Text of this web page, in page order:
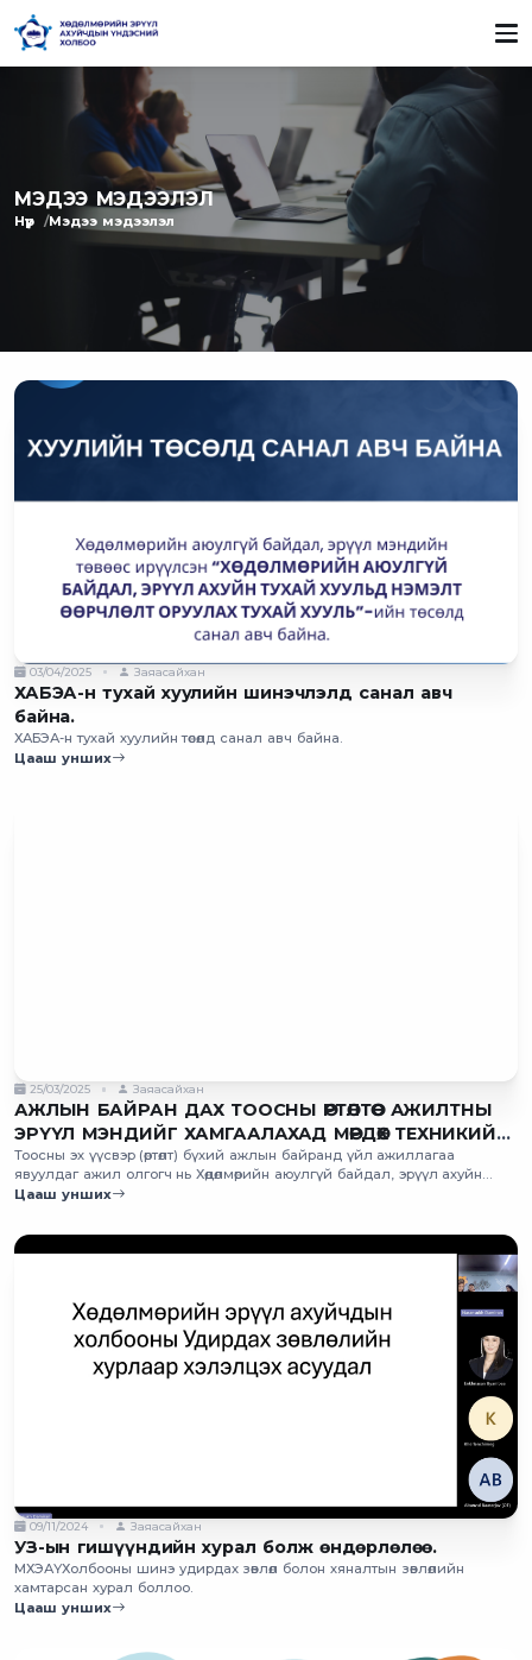
МЭДЭЭ МЭДЭЭЛЭЛ
Нүүр Мэдээ мэдээлэл
03/04/2025 Заяасайхан
ХАБЭА-н тухай хуулийн шинэчлэлд санал авч
байна.
ХАБЭА-н тухай хуулийн төсөлд санал авч байна.
Цааш унших
25/03/2025 Заяасайхан
АЖЛЫН БАЙРАН ДАХ ТООСНЫ ӨРТӨЛТӨӨС АЖИЛТНЫ
ЭРҮҮЛ МЭНДИЙГ ХАМГААЛАХАД МӨРДӨХ ТЕХНИКИЙН
ЗОХИЦУУЛАЛТЫГ 2025 ОНЫ 07 ДУГААР САРЫН 01-
ЭЭС МӨРДӨЖ ЭХЭЛНЭ
Тоосны эх үүсвэр (өртөлт) бүхий ажлын байранд үйл ажиллагаа
явуулдаг ажил олгогч нь Хөдөлмөрийн аюулгүй байдал, эрүүл ахуйн
тухай хуулийн 28 дугаар зүйлд заасны дагуу “Ажлын байран дах
зохицуулалт”-ын шаардлагад нийцсэн арга хэмжээг зохион байгуулж,
ажилтныхаа эрүүл мэндийг тоостой холбоотой өвчнөөс хамгаалах
Цааш унших
09/11/2024 Заяасайхан
УЗ-ын гишүүндийн хурал болж өндөрлөлөө.
МХЭАҮХолбооны шинэ удирдах зөвлөл болон хяналтын зөвлөлийн
хамтарсан хурал боллоо.
Цааш унших